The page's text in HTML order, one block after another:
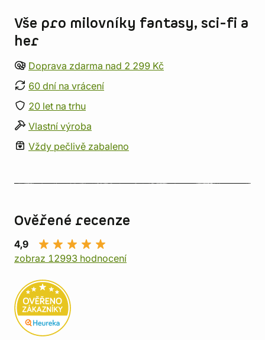
Vše pro milovníky fantasy, sci-fi a
her
Doprava zdarma nad 2 299 Kč
60 dní na vrácení
20 let na trhu
Vlastní výroba
Vždy pečlivě zabaleno
Ověřené recenze
4,9
zobraz 12993 hodnocení